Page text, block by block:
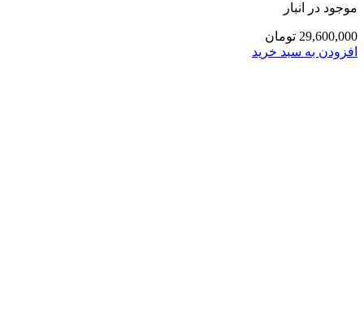
موجود در انبار
29,600,000 تومان
افزودن به سبد خرید